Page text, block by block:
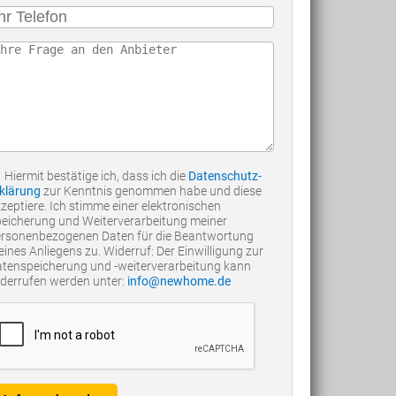
bestätige ich, dass ich die Datenschutz-
zur Kenntnis genommen habe und diese
Ich stimme einer elektronischen
und Weiterverarbeitung meiner
Daten für die Beantwortung
Anliegens zu. Widerruf: Der Einwilligung zur
und -weiterverarbeitung kann
werden unter: info@newhome.de